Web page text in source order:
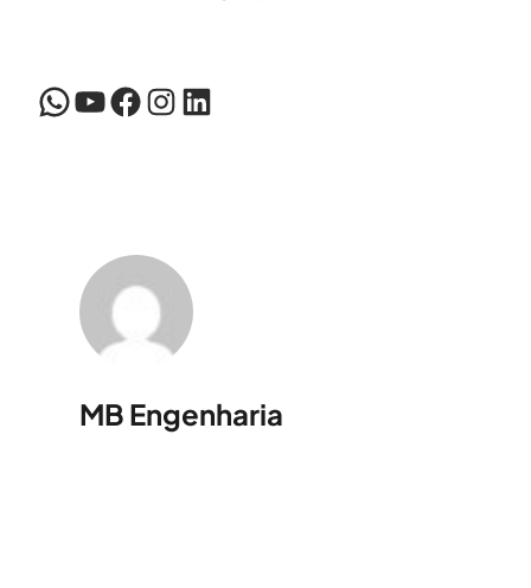
WhatsApp YouTube Facebook Instagram LinkedIn
MB Engenharia